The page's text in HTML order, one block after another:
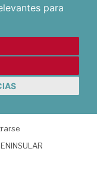
para